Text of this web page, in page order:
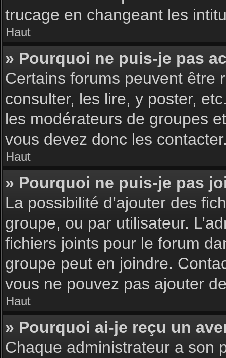
trucage en changeant les
Haut
» Pourquoi ne puis-je pas
Certains forums peuvent être
consulter, les lire, y poster,
les modérateurs de groupes
vous devez donc les
Haut
» Pourquoi ne puis-je pas
La possibilité d’ajouter des
groupe, ou par utilisateur.
fichiers joints pour le forum
groupe peut en joindre.
vous ne pouvez pas ajouter
Haut
» Pourquoi ai-je reçu un
Chaque administrateur a son